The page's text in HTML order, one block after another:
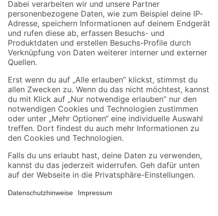
Zahlungsarten Versandarten
Sicher einkaufen
Jetzt die toom-App herunterladen
Alle Preisangaben in EUR inkl. gesetzl. MwSt.. Die dargestellten Angebote sind unter
Umständen nicht in allen Märkten verfügbar. Die angegebenen Verfügbarkeiten beziehen
Produkte nur solange der Vorrat reicht.
*Paketversand ab 59 € versandkostenfrei, gilt nicht für Artikel mit Speditionsversand, hier